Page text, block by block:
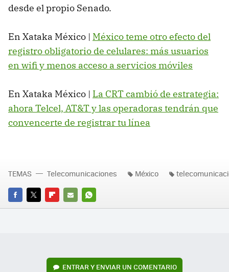
desde el propio Senado.
En Xataka México | México teme otro efecto del
registro obligatorio de celulares: más usuarios
en wifi y menos acceso a servicios móviles
En Xataka México | La CRT cambió de estrategia:
ahora Telcel, AT&T y las operadoras tendrán que
convencerte de registrar tu línea
FACEBOOK
TWITTERFLIPBOARD
E-
WHATSAPP
TEMAS Telecomunicaciones México
ENTRAR Y ENVIAR UN COMENTARIO